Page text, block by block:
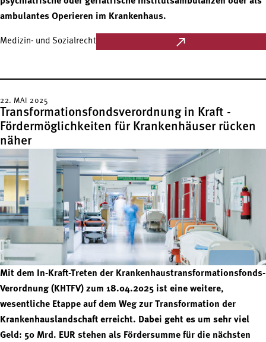
ambulantes Operieren im Krankenhaus.
Medizin- und Sozialrecht
22. MAI 2025
Transformationsfondsverordnung in Kraft -
Fördermöglichkeiten für Krankenhäuser rücken
näher
Mit dem In-Kraft-Treten der Krankenhaustransformationsfonds-
Verordnung (KHTFV) zum 18.04.2025 ist eine weitere,
wesentliche Etappe auf dem Weg zur Transformation der
Krankenhauslandschaft erreicht. Dabei geht es um sehr viel
Geld: 50 Mrd. EUR stehen als Fördersumme für die nächsten